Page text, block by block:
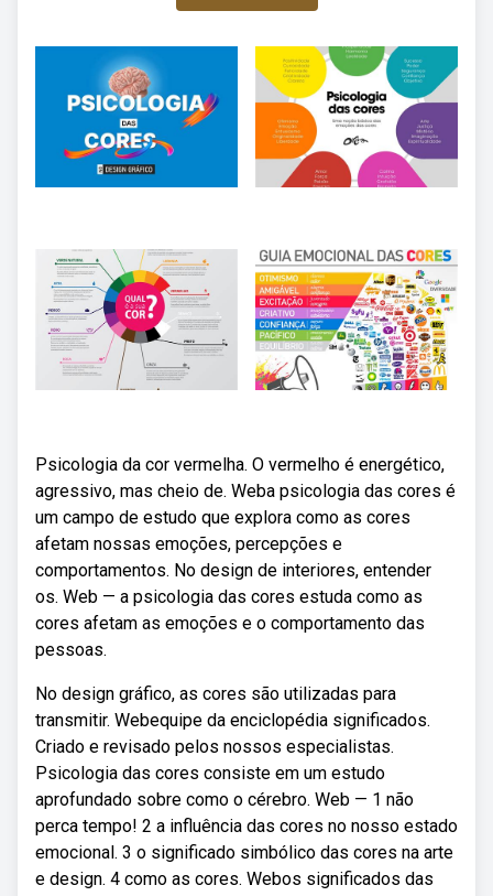
Psicologia da cor vermelha. O vermelho é energético,
agressivo, mas cheio de. Weba psicologia das cores é
um campo de estudo que explora como as cores
afetam nossas emoções, percepções e
comportamentos. No design de interiores, entender
os. Web — a psicologia das cores estuda como as
cores afetam as emoções e o comportamento das
pessoas.
No design gráfico, as cores são utilizadas para
transmitir. Webequipe da enciclopédia significados.
Criado e revisado pelos nossos especialistas.
Psicologia das cores consiste em um estudo
aprofundado sobre como o cérebro. Web — 1 não
perca tempo! 2 a influência das cores no nosso estado
emocional. 3 o significado simbólico das cores na arte
e design. 4 como as cores. Webos significados das